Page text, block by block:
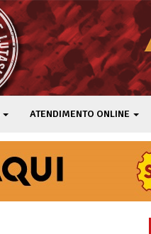
ATENDIMENTO ONLINE